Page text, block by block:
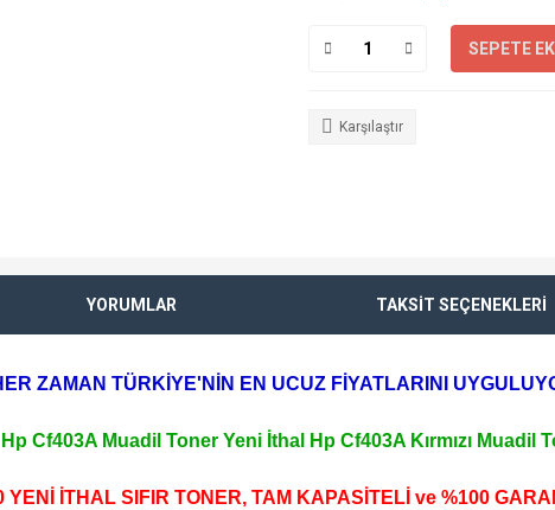
SEPETE
Karşılaştır
YORUMLAR TAKSİT SEÇENEKLERİ
ZAMAN TÜRKİYE'NİN EN UCUZ FİYATLARINI
Hp Cf403A Muadil Toner Yeni İthal Hp Cf403A Kırmızı Muadil
YENİ İTHAL SIFIR TONER, TAM KAPASİTELİ ve %100